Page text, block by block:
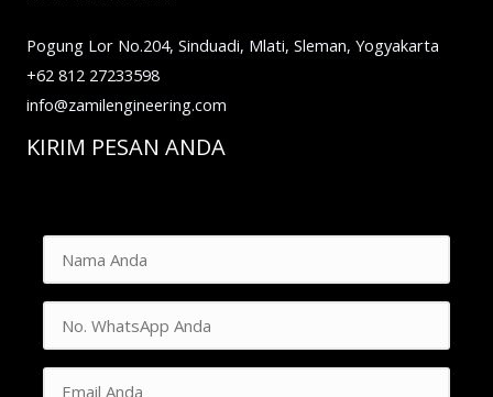
Pogung Lor No.204, Sinduadi, Mlati, Sleman, Yogyakarta
+62 812 27233598
info@zamilengineering.com
KIRIM PESAN ANDA